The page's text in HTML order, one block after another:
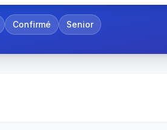
Confirmé Senior